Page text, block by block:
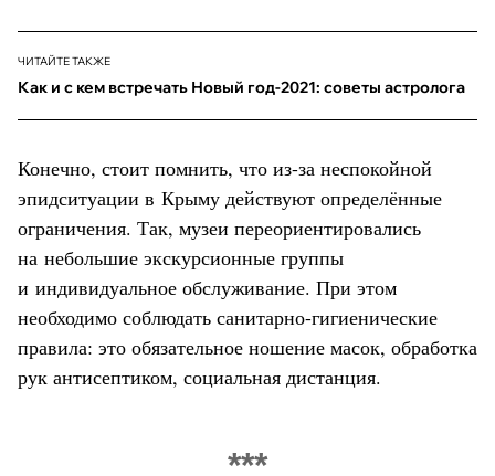
ЧИТАЙТЕ ТАКЖЕ
Как и с кем встречать Новый год-2021: советы астролога
Конечно, стоит помнить, что из-за неспокойной
эпидситуации в Крыму действуют определённые
ограничения. Так, музеи переориентировались
на небольшие экскурсионные группы
и индивидуальное обслуживание. При этом
необходимо соблюдать санитарно-гигиенические
правила: это обязательное ношение масок, обработка
рук антисептиком, социальная дистанция.